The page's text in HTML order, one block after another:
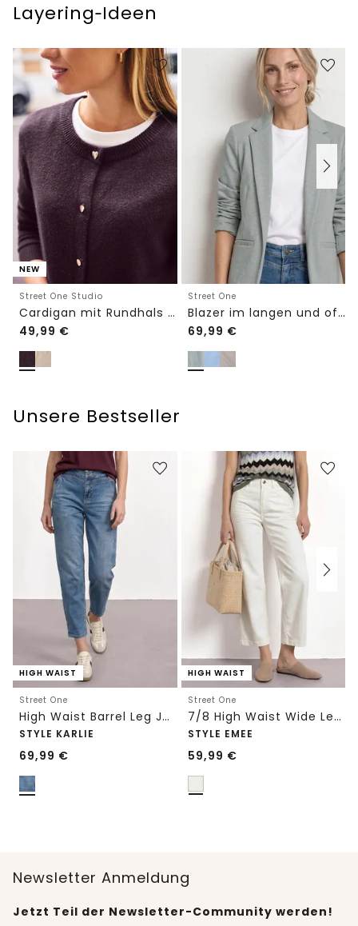
Layering‑Ideen
NEW
Street One Studio
Cardigan mit Rundhals und Knöpfen
49,99 €
Street One
Blazer im langen und offenen Schnitt
69,99 €
Unsere Bestseller
HIGH WAIST
Street One
High Waist Barrel Leg Jeans im Loose Fit
STYLE KARLIE
69,99 €
HIGH WAIST
Street One
7/8 High Waist Wide Leg Jeans im Loose Fit
STYLE EMEE
59,99 €
Newsletter Anmeldung
Jetzt Teil der Newsletter-Community werden!